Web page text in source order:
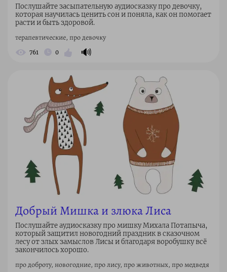
Послушайте засыпательную аудиосказку про девочку,
которая научилась ценить сон и поняла, как он помогает
расти и быть здоровой.
терапевтические, про девочку
761 0 🔊
Добрый Мишка и злюка Лиса
Послушайте аудиосказку про мишку Михала Потапыча,
который защитил новогодний праздник в сказочном
лесу от злых замыслов Лисы и благодаря воробушку всё
закончилось хорошо.
про доброту, новогодние, про лису, про животных, про медведя